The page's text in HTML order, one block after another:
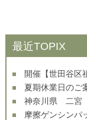
最近TOPIX
開催【世田谷区
夏期休業日のご
神奈川県 二宮
摩擦ゲンシンパ